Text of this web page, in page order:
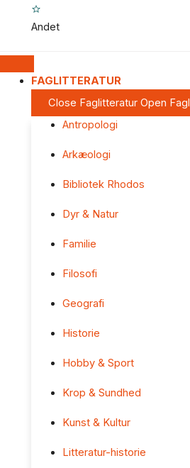
Andet
FAGLITTERATUR
Close Faglitteratur Open
Antropologi
Arkæologi
Bibliotek Rhodos
Dyr & Natur
Familie
Filosofi
Geografi
Historie
Hobby & Sport
Krop & Sundhed
Kunst & Kultur
Litteratur-historie